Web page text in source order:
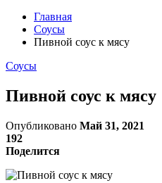
Главная
Соусы
Пивной соус к мясу
Соусы
Пивной соус к мясу
Опубликовано Май 31, 2021
192
Поделится